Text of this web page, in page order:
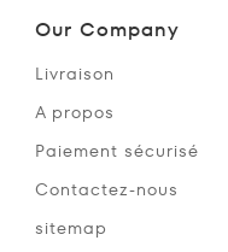
Our Company
Livraison
A propos
Paiement sécurisé
Contactez-nous
sitemap